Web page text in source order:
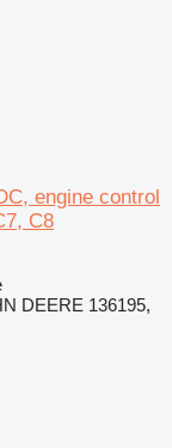
engine control
C8
DEERE 136195,